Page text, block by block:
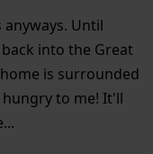
anyways. Until
into the Great
is surrounded
to me! It'll